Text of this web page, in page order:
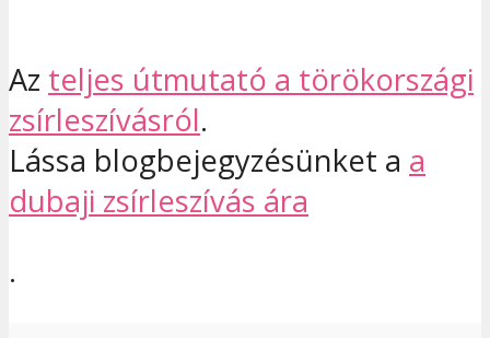
Az teljes útmutató a törökországi
zsírleszívásról.
Lássa blogbejegyzésünket a a
dubaji zsírleszívás ára
.